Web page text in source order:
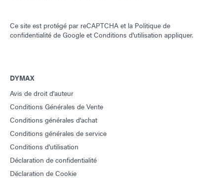
Ce site est protégé par reCAPTCHA et la Politique de
confidentialité de Google etConditions d'utilisation appliquer.
DYMAX
Avis de droit d'auteur
Conditions Générales de Vente
Conditions générales d'achat
Conditions générales de service
Conditions d'utilisation
Déclaration de confidentialité
Déclaration de Cookie